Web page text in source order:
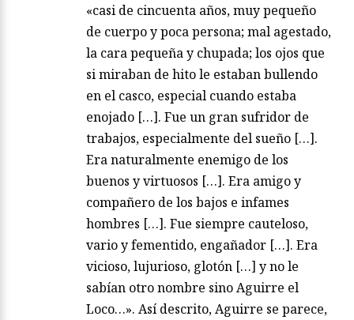
«casi de cincuenta años, muy pequeño
de cuerpo y poca persona; mal agestado,
la cara pequeña y chupada; los ojos que
si miraban de hito le estaban bullendo
en el casco, especial cuando estaba
enojado […]. Fue un gran sufridor de
trabajos, especialmente del sueño […].
Era naturalmente enemigo de los
buenos y virtuosos […]. Era amigo y
compañero de los bajos e infames
hombres […]. Fue siempre cauteloso,
vario y fementido, engañador […]. Era
vicioso, lujurioso, glotón […] y no le
sabían otro nombre sino Aguirre el
Loco…». Así descrito, Aguirre se parece,